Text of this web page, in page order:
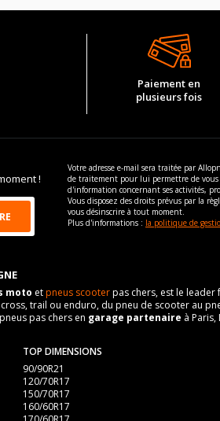
Paiement en
plusieurs fois
!
Votre adresse e-mail sera traitée par
de traitement pour lui permettre de vous
d'information concernant ses activités,
Vous disposez des droits prévus par la
vous désinscrire à tout moment.
Plus d'informations : la politique de
moto etpneus scooterpas chers, est le leader
trail ou enduro, du pneu de scooter au
pas chers en garage partenaire à
TOP DIMENSIONS
90/90R21
120/70R17
150/70R17
160/60R17